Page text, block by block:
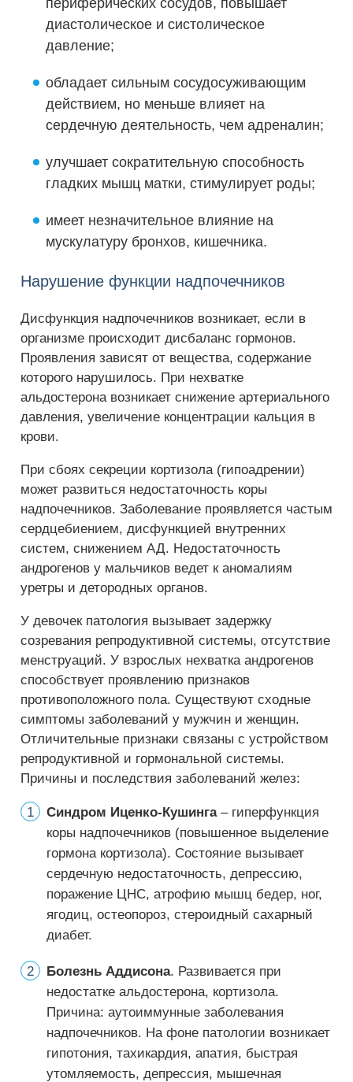
периферических сосудов, повышает
диастолическое и систолическое
давление;
обладает сильным сосудосуживающим
действием, но меньше влияет на
сердечную деятельность, чем адреналин;
улучшает сократительную способность
гладких мышц матки, стимулирует роды;
имеет незначительное влияние на
мускулатуру бронхов, кишечника.
Нарушение функции надпочечников
Дисфункция надпочечников возникает, если в
организме происходит дисбаланс гормонов.
Проявления зависят от вещества, содержание
которого нарушилось. При нехватке
альдостерона возникает снижение артериального
давления, увеличение концентрации кальция в
крови.
При сбоях секреции кортизола (гипоадрении)
может развиться недостаточность коры
надпочечников. Заболевание проявляется частым
сердцебиением, дисфункцией внутренних
систем, снижением АД. Недостаточность
андрогенов у мальчиков ведет к аномалиям
уретры и детородных органов.
У девочек патология вызывает задержку
созревания репродуктивной системы, отсутствие
менструаций. У взрослых нехватка андрогенов
способствует проявлению признаков
противоположного пола. Существуют сходные
симптомы заболеваний у мужчин и женщин.
Отличительные признаки связаны с устройством
репродуктивной и гормональной системы.
Причины и последствия заболеваний желез:
Синдром Иценко-Кушинга– гиперфункция
коры надпочечников (повышенное выделение
гормона кортизола). Состояние вызывает
сердечную недостаточность, депрессию,
поражение ЦНС, атрофию мышц бедер, ног,
ягодиц, остеопороз, стероидный сахарный
диабет.
Болезнь Аддисона. Развивается при
недостатке альдостерона, кортизола.
Причина: аутоиммунные заболевания
надпочечников. На фоне патологии возникает
гипотония, тахикардия, апатия, быстрая
утомляемость, депрессия, мышечная